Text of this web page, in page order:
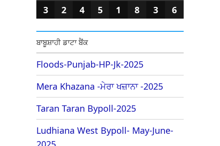
3 2 4 5 1 8 3 6
ਬਾਬੂਸ਼ਾਹੀ ਡਾਟਾ ਬੈਂਕ
Floods-Punjab-HP-Jk-2025
Mera Khazana -ਮੇਰਾ ਖਜ਼ਾਨਾ -2025
Taran Taran Bypoll-2025
Ludhiana West Bypoll- May-June-